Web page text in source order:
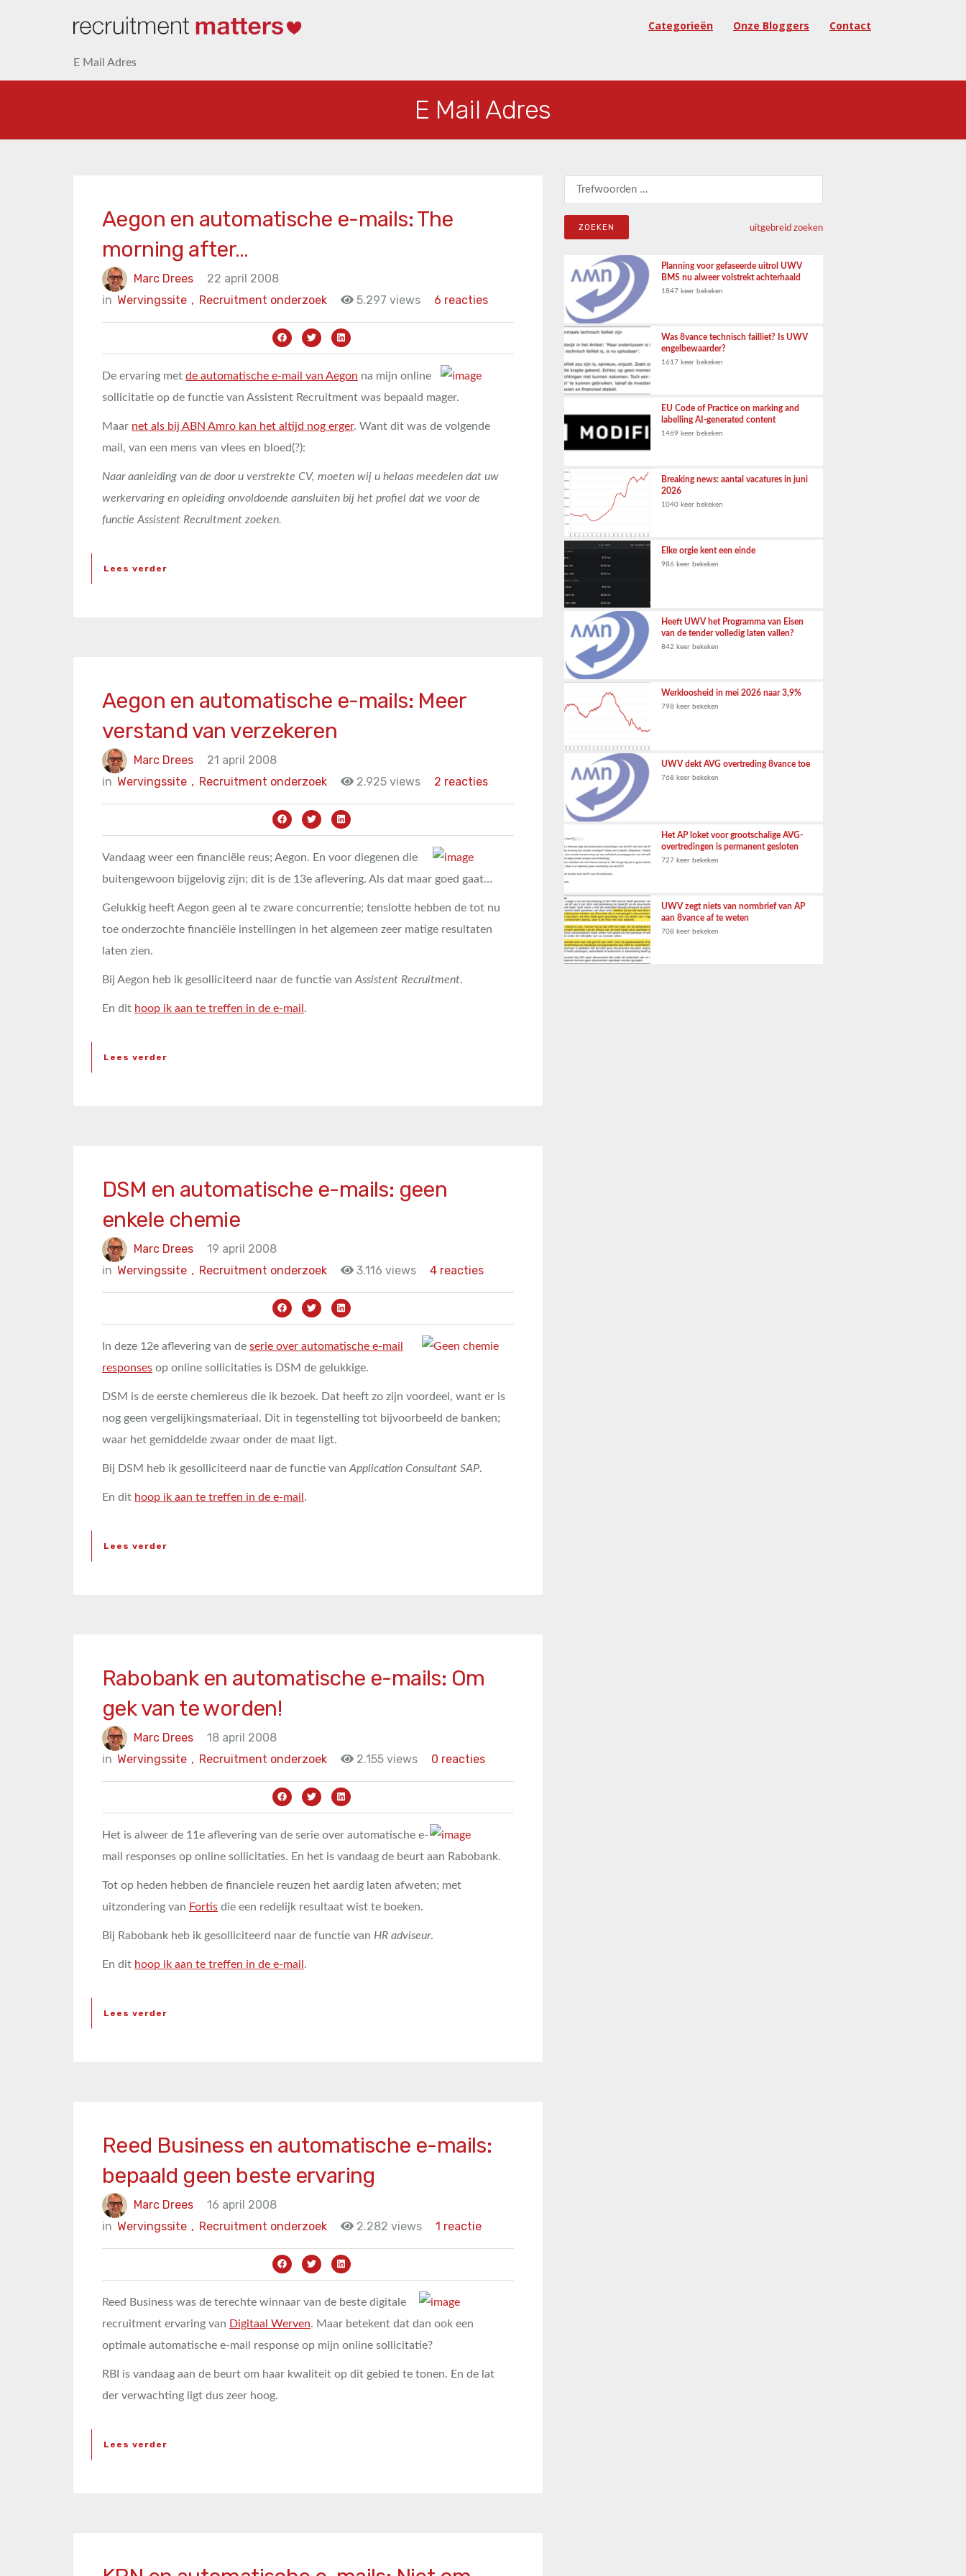
Categorieën Onze Bloggers Contact
E Mail Adres
E Mail Adres
Aegon en automatische e-mails: The
morning after…
Marc Drees
22 april 2008
in
Recruitment onderzoek
Wervingssite , 5.297 views 6 reacties
De ervaring met de automatische e-mail van Aegon na mijn online
sollicitatie op de functie van Assistent Recruitment was bepaald mager.
Maar net als bij ABN Amro kan het altijd nog erger. Want dit was de volgende
mail, van een mens van vlees en bloed(?):
Naar aanleiding van de door u verstrekte CV, moeten wij u helaas meedelen dat uw
werkervaring en opleiding onvoldoende aansluiten bij het profiel dat we voor de
functie Assistent Recruitment zoeken.
Lees verder
Aegon en automatische e-mails: Meer
verstand van verzekeren
Marc Drees
21 april 2008
in
Recruitment onderzoek
Wervingssite , 2.925 views 2 reacties
Vandaag weer een financiële reus; Aegon. En voor diegenen die
buitengewoon bijgelovig zijn; dit is de 13e aflevering. Als dat maar goed gaat…
Gelukkig heeft Aegon geen al te zware concurrentie; tenslotte hebben de tot nu
toe onderzochte financiële instellingen in het algemeen zeer matige resultaten
laten zien.
Bij Aegon heb ik gesolliciteerd naar de functie van Assistent Recruitment.
En dit hoop ik aan te treffen in de e-mail .
Lees verder
DSM en automatische e-mails: geen
enkele chemie
Marc Drees
19 april 2008
in
Recruitment onderzoek
Wervingssite , 3.116 views 4 reacties
In deze 12e aflevering van de serie over automatische e-mail
responses op online sollicitaties is DSM de gelukkige.
DSM is de eerste chemiereus die ik bezoek. Dat heeft zo zijn voordeel, want er is
nog geen vergelijkingsmateriaal. Dit in tegenstelling tot bijvoorbeeld de banken;
waar het gemiddelde zwaar onder de maat ligt.
Bij DSM heb ik gesolliciteerd naar de functie van Application Consultant SAP.
En dit hoop ik aan te treffen in de e-mail .
Lees verder
Rabobank en automatische e-mails: Om
gek van te worden!
Marc Drees
18 april 2008
in
Recruitment onderzoek
Wervingssite , 2.155 views 0 reacties
Het is alweer de 11e aflevering van de serie over automatische e-
mail responses op online sollicitaties. En het is vandaag de beurt aan Rabobank.
Tot op heden hebben de financiele reuzen het aardig laten afweten; met
uitzondering van Fortis die een redelijk resultaat wist te boeken.
Bij Rabobank heb ik gesolliciteerd naar de functie van HR adviseur.
En dit hoop ik aan te treffen in de e-mail .
Lees verder
Reed Business en automatische e-mails:
bepaald geen beste ervaring
Marc Drees
16 april 2008
in
Recruitment onderzoek
Wervingssite , 2.282 views 1 reactie
Reed Business was de terechte winnaar van de beste digitale
recruitment ervaring van Digitaal Werven. Maar betekent dat dan ook een
optimale automatische e-mail response op mijn online sollicitatie?
RBI is vandaag aan de beurt om haar kwaliteit op dit gebied te tonen. En de lat
der verwachting ligt dus zeer hoog.
Lees verder
Zoeken naar:
uitgebreid zoeken
Planning voor gefaseerde uitrol UWV
BMS nu alweer volstrekt achterhaald
1847 keer bekeken
Was 8vance technisch failliet? Is UWV
engelbewaarder?
1617 keer bekeken
EU Code of Practice on marking and
labelling AI-generated content
1469 keer bekeken
Breaking news: aantal vacatures in juni
2026
1040 keer bekeken
Elke orgie kent een einde
986 keer bekeken
Heeft UWV het Programma van Eisen
van de tender volledig laten vallen?
842 keer bekeken
Werkloosheid in mei 2026 naar 3,9%
798 keer bekeken
UWV dekt AVG overtreding 8vance toe
768 keer bekeken
Het AP loket voor grootschalige AVG-
overtredingen is permanent gesloten
727 keer bekeken
UWV zegt niets van normbrief van AP
aan 8vance af te weten
708 keer bekeken